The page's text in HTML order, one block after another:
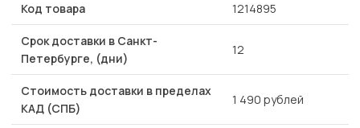
Код товара 1214895
Срок доставки в Санкт-
Петербурге, (дни)
12
Стоимость доставки в пределах
КАД (СПБ)
1 490 рублей